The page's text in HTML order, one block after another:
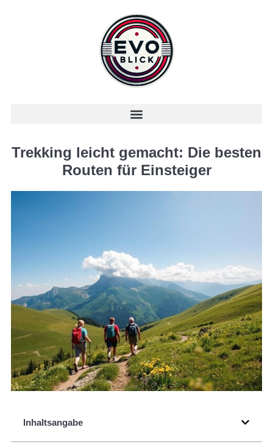
Trekking leicht gemacht: Die besten
Routen für Einsteiger
Inhaltsangabe